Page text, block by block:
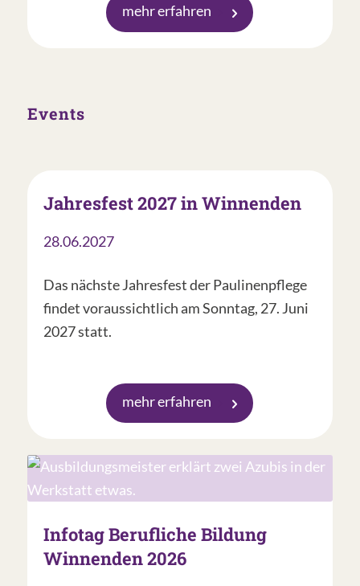
mehr erfahren
Events
Jahresfest 2027 in Winnenden
28.06.2027
Das nächste Jahresfest der Paulinenpflege
findet voraussichtlich am Sonntag, 27. Juni
2027 statt.
mehr erfahren
Infotag Berufliche Bildung
Winnenden 2026